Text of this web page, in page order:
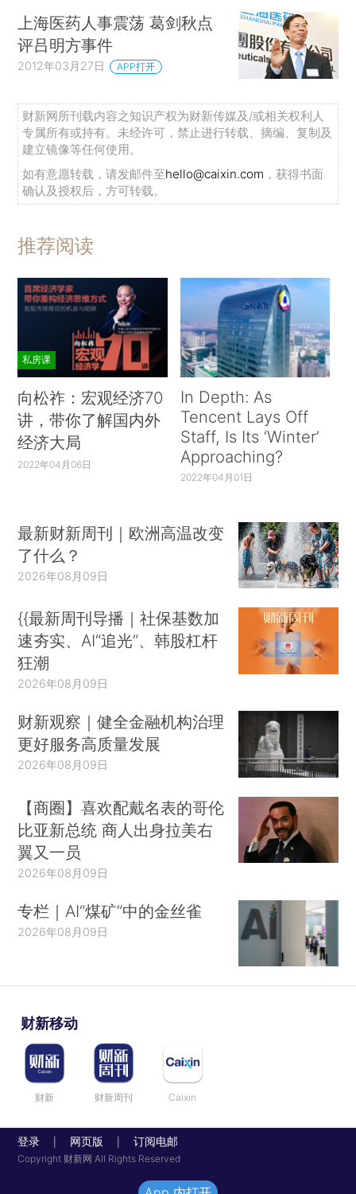
上海医药人事震荡 葛剑秋点
评吕明方事件
2012年03月27日 APP打开
财新网所刊载内容之知识产权为财新传媒及/或相关权利人
专属所有或持有。未经许可，禁止进行转载、摘编、复制及
建立镜像等任何使用。
如有意愿转载，请发邮件至hello@caixin.com ，获得书面
确认及授权后，方可转载。
推荐阅读
私房课
向松祚：宏观经济70
讲，带你了解国内外
经济大局
2022年04月06日
In Depth: As
Tencent Lays Off
Staff, Is Its ‘Winter’
Approaching?
2022年04月01日
最新财新周刊｜欧洲高温改变
了什么？
2026年08月09日
{{最新周刊导播｜社保基数加
速夯实、AI“追光”、韩股杠杆
狂潮
2026年08月09日
财新观察｜健全金融机构治理
更好服务高质量发展
2026年08月09日
【商圈】喜欢配戴名表的哥伦
比亚新总统 商人出身拉美右
翼又一员
2026年08月09日
专栏｜AI“煤矿”中的金丝雀
2026年08月09日
财新移动
财新 财新周刊 Caixin
登录 网页版 订阅电邮
Copyright 财新网 All Rights Reserved